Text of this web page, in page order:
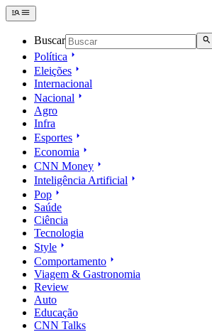
Buscar
Política
Eleições
Internacional
Nacional
Agro
Infra
Esportes
Economia
CNN Money
Inteligência Artificial
Pop
Saúde
Ciência
Tecnologia
Style
Comportamento
Viagem & Gastronomia
Review
Auto
Educação
CNN Talks